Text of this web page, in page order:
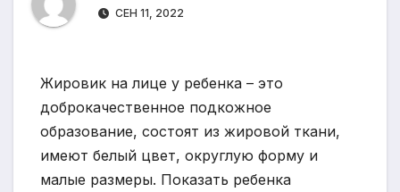
СЕН 11, 2022
Жировик на лице у ребенка – это
доброкачественное подкожное
образование, состоят из жировой ткани,
имеют белый цвет, округлую форму и
малые размеры. Показать ребенка